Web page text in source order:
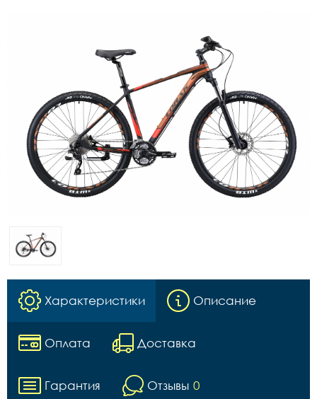
Характеристики Описание
Оплата Доставка
Гарантия Отзывы 0